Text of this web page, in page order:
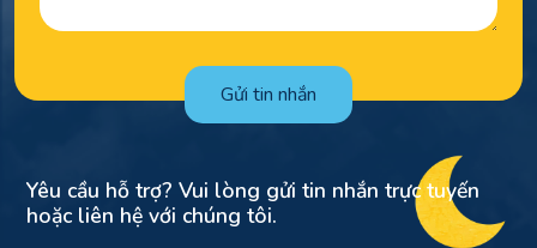
Gửi tin nhắn
Yêu cầu hỗ trợ? Vui lòng gửi tin nhắn trực tuyến
hoặc liên hệ với chúng tôi.